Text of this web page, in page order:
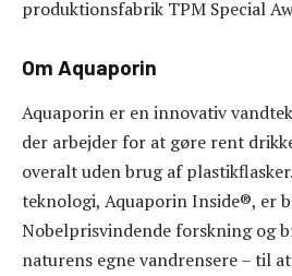
produktionsfabrik TPM Special
Om Aquaporin
Aquaporin er en innovativ
der arbejder for at gøre rent
overalt uden brug af
teknologi, Aquaporin Inside®, er
Nobelprisvindende forskning og
naturens egne vandrensere – til